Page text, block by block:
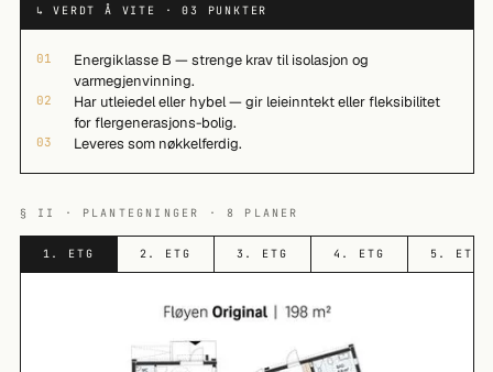
↳ VERDT Å VITE · 03 PUNKTER
01
Energiklasse B — strenge krav til isolasjon og
varmegjenvinning.
02
Har utleiedel eller hybel — gir leieinntekt eller fleksibilitet
for flergenerasjons-bolig.
03 Leveres som nøkkelferdig.
§ II · PLANTEGNINGER · 8 PLANER
1. ETG 2. ETG 3. ETG 4. ETG 5. ETG